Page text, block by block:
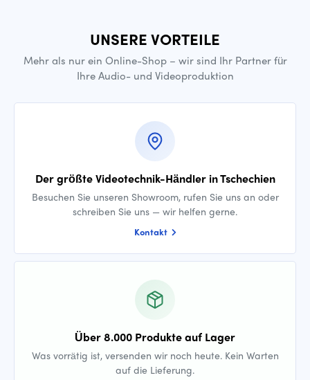
UNSERE VORTEILE
Mehr als nur ein Online-Shop – wir sind Ihr Partner für
Ihre Audio- und Videoproduktion
Der größte Videotechnik-Händler in Tschechien
Besuchen Sie unseren Showroom, rufen Sie uns an oder
schreiben Sie uns — wir helfen gerne.
Kontakt
Über 8.000 Produkte auf Lager
Was vorrätig ist, versenden wir noch heute. Kein Warten
auf die Lieferung.